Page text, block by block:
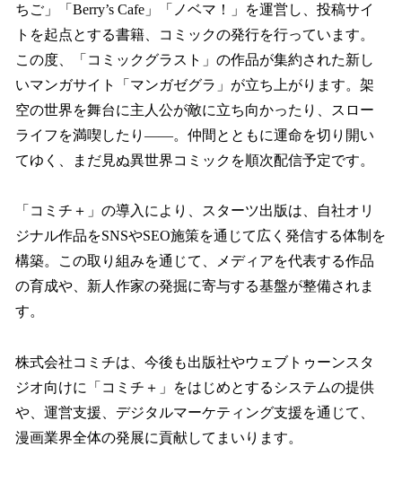
ちご」「Berry’s Cafe」「ノベマ！」を運営し、投稿サイ
トを起点とする書籍、コミックの発行を行っています。
この度、「コミックグラスト」の作品が集約された新し
いマンガサイト「マンガゼグラ」が立ち上がります。架
空の世界を舞台に主人公が敵に立ち向かったり、スロー
ライフを満喫したり――。仲間とともに運命を切り開い
てゆく、まだ見ぬ異世界コミックを順次配信予定です。
「コミチ＋」の導入により、スターツ出版は、自社オリ
ジナル作品をSNSやSEO施策を通じて広く発信する体制を
構築。この取り組みを通じて、メディアを代表する作品
の育成や、新人作家の発掘に寄与する基盤が整備されま
す。
株式会社コミチは、今後も出版社やウェブトゥーンスタ
ジオ向けに「コミチ＋」をはじめとするシステムの提供
や、運営支援、デジタルマーケティング支援を通じて、
漫画業界全体の発展に貢献してまいります。